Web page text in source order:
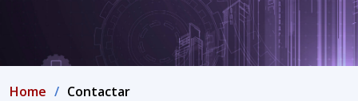
Home Contactar